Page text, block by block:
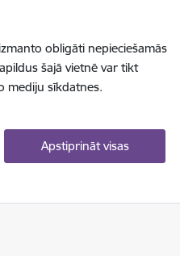
obligāti nepieciešamās
šajā vietnē var tikt
mediju sīkdatnes.
Apstiprināt visas